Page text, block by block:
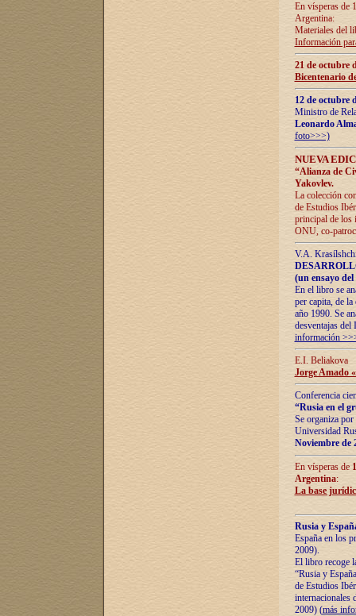
En vísperas de
Argentina:
Materiales del
Información
21 de octubre
Bicentenario
12 de octubre
Ministro de
Leonardo
foto>>>)
NUEVA
“Alianza de
Yakovlev.
La colección
de Estudios
principal de los
ONU, co-
V.A.
(un ensayo
En el libro se
per capita, de
año 1990. Se
desventajas
información
E.I. Beliakova
Jorge Amado
Conferencia
“Rusia en el
Se organiza
Universidad
Noviembre de
En vísperas de
Argentina:
La base
Rusia y
España en los
2009).
El libro recoge
“Rusia y
de Estudios
internacionales
2009) (más